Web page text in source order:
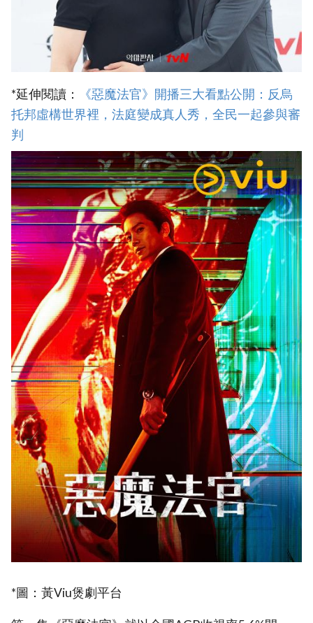
*延伸閱讀：
《惡魔法官》開播三大看點公開：反烏
托邦虛構世界裡，法庭變成真人秀，全民一起參與審
判
*圖：黃Viu煲劇平台